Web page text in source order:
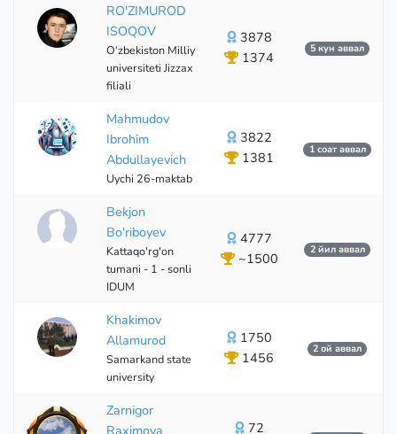
RO'ZIMUROD
ISOQOV
O‘zbekiston Milliy
universiteti Jizzax
filiali
3878
1374
5 кун аввал
Mahmudov
Ibrohim
Abdullayevich
Uychi 26-maktab
3822
1381
1 соат аввал
Bekjon
Bo'riboyev
Kattaqo'rg'on
tumani - 1 - sonli
IDUM
4777
~1500
2 йил аввал
Khakimov
Allamurod
Samarkand state
university
1750
1456
2 ой аввал
Zarnigor
72